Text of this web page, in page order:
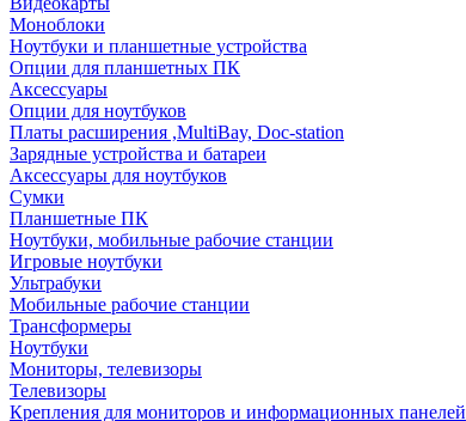
Моноблоки
Ноутбуки и планшетные устройства
Опции для планшетных ПК
Аксессуары
Опции для ноутбуков
Платы расширения ,MultiBay, Doc-station
Зарядные устройства и батареи
Аксессуары для ноутбуков
Сумки
Планшетные ПК
Ноутбуки, мобильные рабочие станции
Игровые ноутбуки
Ультрабуки
Мобильные рабочие станции
Трансформеры
Ноутбуки
Мониторы, телевизоры
Телевизоры
Крепления для мониторов и информационных панелей